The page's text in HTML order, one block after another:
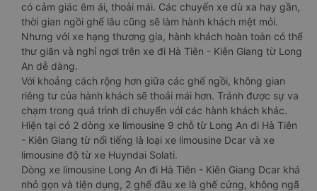
có cảm giác êm ái, thoải mái. Các chuyến xe dù xa hay gần,
thời gian ngồi ghế lâu cũng sẽ làm hành khách mệt mỏi.
Nhưng với xe hạng thương gia, hành khách hoàn toàn có thể
thư giãn và nghỉ ngơi trên xe đi Hà Tiên - Kiên Giang từ Long
An dễ dàng.
Với khoảng cách rộng hơn giữa các ghế ngồi, không gian
riêng tư của hành khách sẽ thoải mái hơn. Tránh được sự va
chạm trong quá trình di chuyển với các hành khách khác.
Hiện tại có 2 dòng xe limousine 9 chỗ từ Long An đi Hà Tiên
- Kiên Giang từ nổi tiếng là loại xe limousine Dcar và xe
limousine độ từ xe Huyndai Solati.
Dòng xe limousine Long An đi Hà Tiên - Kiên Giang Dcar khá
nhỏ gọn và tiện dụng, 2 ghế đầu xe là ghế cứng, không ngã